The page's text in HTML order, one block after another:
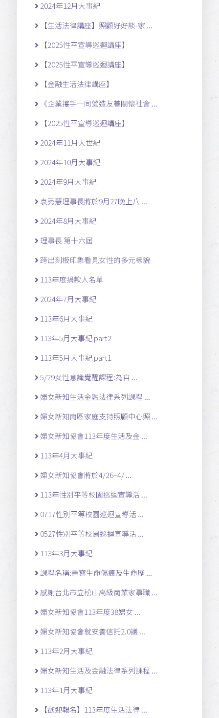
2024年12月大事紀
【生活法律講座】照顧好好談-家 ...
【2025性平宣導巡迴講座】
【2025性平宣導巡迴講座】
【金融生活法律講座】
《企業攜手一同營造友善關懷社會 ...
【2025性平宣導巡迴講座】
2024年11月大世紀
2024年10月大事紀
2024年9月大事紀
袁秀慧理事長將於9月27晚上八 ...
2024年8月大事紀
理事長 第十六屆
跨出刻板印象看見女性的多元樣貌
113年度捐款人名單
2024年7月大事紀
113年6月大事紀
113年5月大事紀 part2
113年5月大事紀 part1
5/29女性意識覺醒課程:為自 ...
婦女新知生活金融法律系列課程 ...
婦女新知南區家庭支持照顧中心照 ...
婦女新知協會113年度生活及金 ...
113年4月大事紀
婦女新知協會將於4/26~4/ ...
113年性別平等校園巡迴宣導活 ...
0717性別平等校園巡迴宣導活 ...
0527性別平等校園巡迴宣導活 ...
113年3月大事紀
課程名稱:書寫生命傷痕及生命歷 ...
感謝台北市立松山高級商業家事職 ...
婦女新知協會113年度38婦女 ...
婦女新知協會就安養信託2.0議 ...
113年2月大事紀
婦女新知生活及金融法律系列課程 ...
113年1月大事紀
【歡迎報名】113年度生活法律 ...